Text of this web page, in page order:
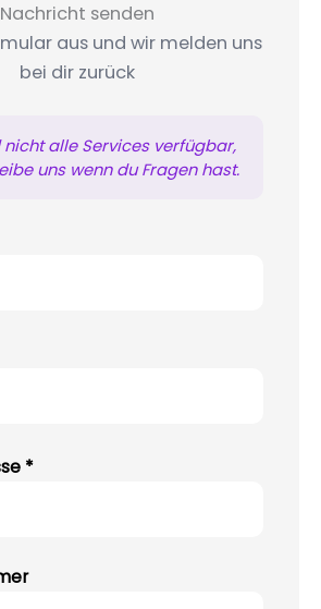
Nachricht senden
aus und wir melden uns
bei dir zurück
nicht alle Services verfügbar,
uns wenn du Fragen hast.
*